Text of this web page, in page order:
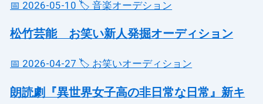
📅 2026-05-10 🏷️ 音楽オーデション
松竹芸能 お笑い新人発掘オーディション
📅 2026-04-27 🏷️ お笑いオーディション
朗読劇『異世界女子高の非日常な日常』新キ